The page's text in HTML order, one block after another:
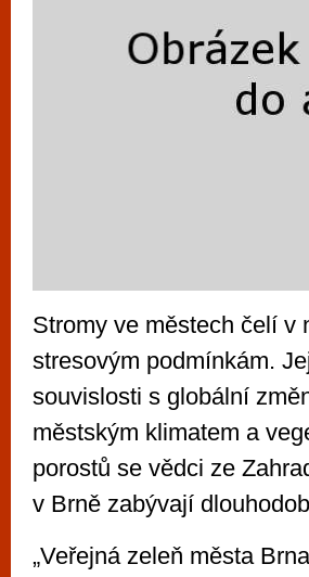
Stromy ve městech čelí v
stresovým podmínkám.
souvislosti s globální
městským klimatem a
porostů se vědci ze
v Brně zabývají
„Veřejná zeleň města